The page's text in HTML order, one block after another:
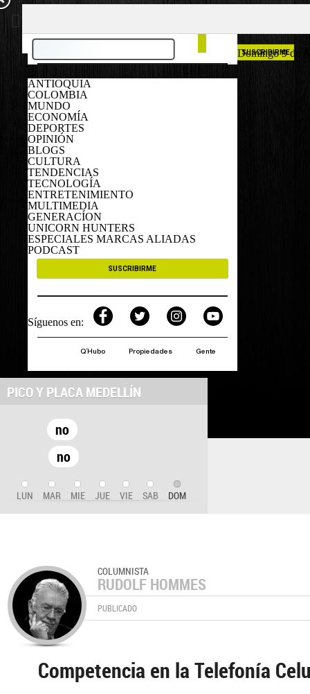
ANTIOQUIA
COLOMBIA
MUNDO
ECONOMÍA
DEPORTES
OPINIÓN
BLOGS
CULTURA
TENDENCIAS
TECNOLOGÍA
ENTRETENIMIENTO
MULTIMEDIA
GENERACÍON
UNICORN HUNTERS
ESPECIALES MARCAS ALIADAS
PODCAST
SUSCRIBIRME
Síguenos en:
Q´Hubo Propiedades Gente
Domingo 9 de
SUSCRIBIRME
PICO Y PLACA MEDELLÍN
no
no
LUN MAR MIE JUE VIE SAB DOM
COLUMNISTA
RUDOLF HOMMES
PUBLICADO
Competencia en la Telefonía